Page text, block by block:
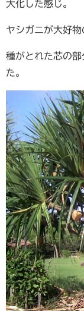
大化した感じ。
ヤシガニが大好物
種がとれた芯の
た。